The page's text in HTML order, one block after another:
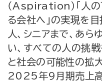
（Aspiration）「人
る会社へ」の実現を
人、シニアまで、あ
い、すべての人の挑
と社会の可能性の拡
2025年9月期売上